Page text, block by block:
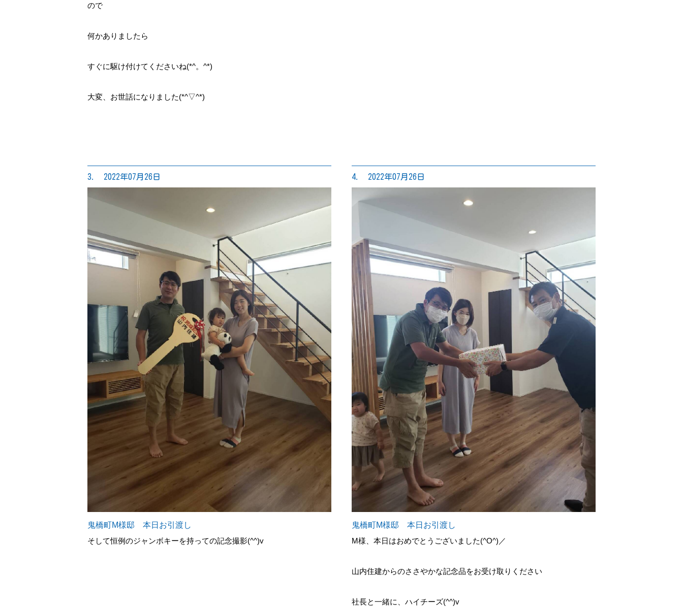
ので
何かありましたら
すぐに駆け付けてくださいね(*^。^*)
大変、お世話になりました(*^▽^*)
3. 2022年07月26日
鬼橋町M様邸 本日お引渡し
そして恒例のジャンボキーを持っての記念撮影(^^)v
4. 2022年07月26日
鬼橋町M様邸 本日お引渡し
M様、本日はおめでとうございました(^O^)／
山内住建からのささやかな記念品をお受け取りください
社長と一緒に、ハイチーズ(^^)v